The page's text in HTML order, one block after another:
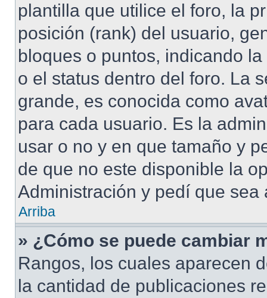
plantilla que utilice el foro, la
posición (rank) del usuario,
bloques o puntos, indicando
o el status dentro del foro. La
grande, es conocida como
para cada usuario. Es la
usar o no y en que tamaño y
de que no este disponible la
Administración y pedí que sea
Arriba
» ¿Cómo se puede cambiar
Rangos, los cuales aparecen
la cantidad de publicaciones